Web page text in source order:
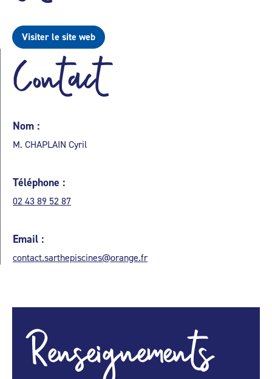
Visiter le site web
Contact
Nom :
M. CHAPLAIN Cyril
Téléphone :
02 43 89 52 87
Email :
contact.sarthepiscines@orange.fr
Renseignements